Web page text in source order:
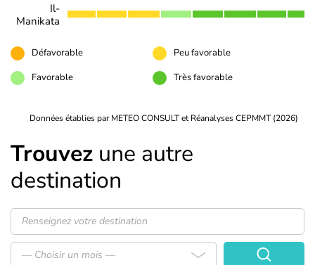
Il-
Manikata
Défavorable
Peu favorable
Favorable
Très favorable
Données établies par METEO CONSULT et Réanalyses CEPMMT (2026)
Trouvez une autre
destination
— Choisir un mois —